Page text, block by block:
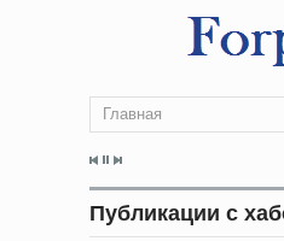
Главная
Публикации с